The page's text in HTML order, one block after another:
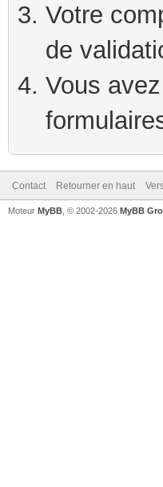
Votre
de
Vous
Contact Retourner en haut
Moteur MyBB , © 2002-2026 MyBB